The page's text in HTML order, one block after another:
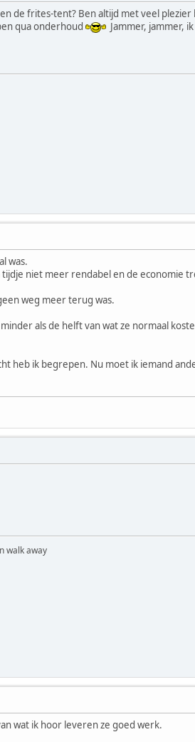
de frites-tent? Ben altijd met veel
qua onderhoud
Jammer, jammer,
was.
niet meer rendabel en de economie
weg meer terug was.
als de helft van wat ze normaal
heb ik begrepen. Nu moet ik iemand
walk away
wat ik hoor leveren ze goed werk.